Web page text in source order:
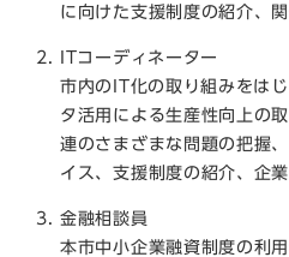
に向けた支援制度の紹介、
ITコーディネーター
市内のIT化の取り組みをは
タ活用による生産性向上の
連のさまざまな問題の把握
イス、支援制度の紹介、企
金融相談員
本市中小企業融資制度の利